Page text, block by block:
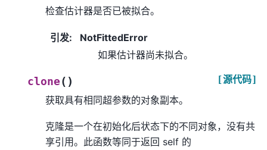
检查估计器是否已被拟合。
引发:
NotFittedError
如果估计器尚未拟合。
clone ( ) [源代码]
获取具有相同超参数的对象副本。
克隆是一个在初始化后状态下的不同对象，没有共
享引用。此函数等同于返回 self 的